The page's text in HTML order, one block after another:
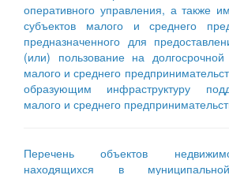
оперативного управления, а также
субъектов малого и среднего
предназначенного для
(или) пользование на
малого и среднего
образующим инфраструктуру
малого и среднего
Перечень объектов
находящихся в